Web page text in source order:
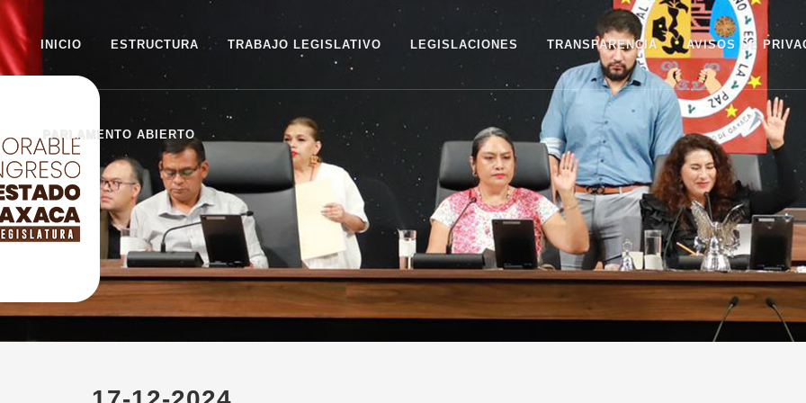
INICIO ESTRUCTURA TRABAJO LEGISLATIVO LEGISLACIONES TRANSPARENCIA AVISOS DE
PARLAMENTO ABIERTO